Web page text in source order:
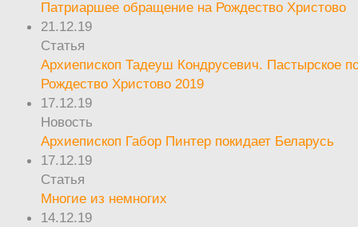
Патриаршее обращение на Рождество Христово
21.12.19
Статья
Архиепископ Тадеуш Кондрусевич. Пастырское
Рождество Христово 2019
17.12.19
Новость
Архиепископ Габор Пинтер покидает Беларусь
17.12.19
Статья
Многие из немногих
14.12.19